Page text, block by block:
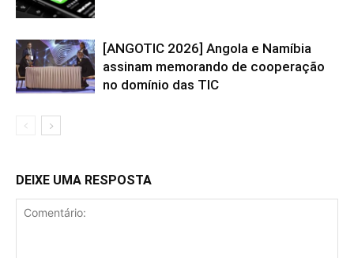
[ANGOTIC 2026] Angola e Namíbia
assinam memorando de cooperação
no domínio das TIC
DEIXE UMA RESPOSTA